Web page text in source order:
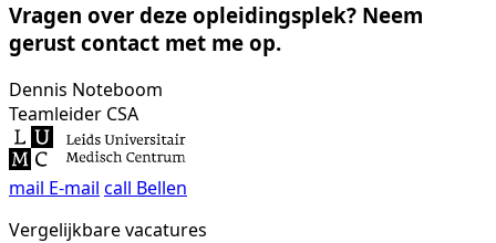
Vragen over deze opleidingsplek? Neem
gerust contact met me op.
Dennis Noteboom
Teamleider CSA
mail E-mail call Bellen
Vergelijkbare vacatures